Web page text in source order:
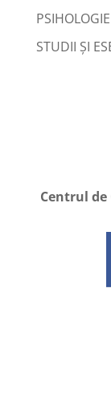
PSIHOLOGIE
STUDII ȘI
Centrul